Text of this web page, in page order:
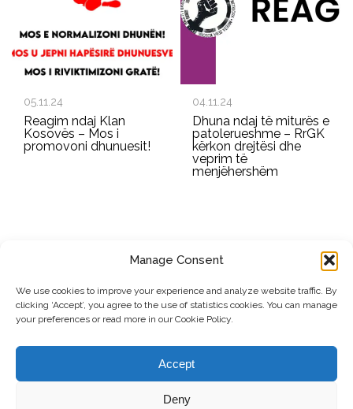
Manage Consent
We use cookies to improve your experience and analyze website traffic. By
clicking ‘Accept’, you agree to the use of statistics cookies. You can manage
your preferences or read more in our Cookie Policy.
Accept
Deny
05.11.24
Reagim ndaj Klan
Kosovës – Mos i
promovoni dhunuesit!
04.11.24
Dhuna ndaj të miturës e
patolerueshme – RrGK
kërkon drejtësi dhe
veprim të
menjëhershëm
Dërgo
© Copyright, 2026 . Rrjeti i Grave të Kosovës. Të gjitha të drejtat e